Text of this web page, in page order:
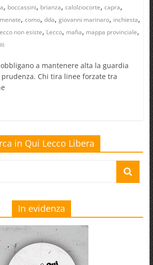
, boccassini, brianza, calolziocorte, capra,
, como, dda, giovanni marinaro, inchiesta,
non esiste, Lecco, mafia, mappa provinciale,
a mantenere alta la guardia
prudenza. Chi tira linee forzate tra
in Qui Lecco Libera
In evidenza